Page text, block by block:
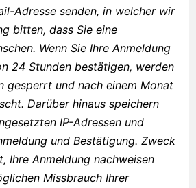
Adresse senden, in welcher wir
bitten, dass Sie eine
Wenn Sie Ihre Anmeldung
24 Stunden bestätigen, werden
gesperrt und nach einem Monat
Darüber hinaus speichern
IP-Adressen und
und Bestätigung. Zweck
Ihre Anmeldung nachweisen
Missbrauch Ihrer